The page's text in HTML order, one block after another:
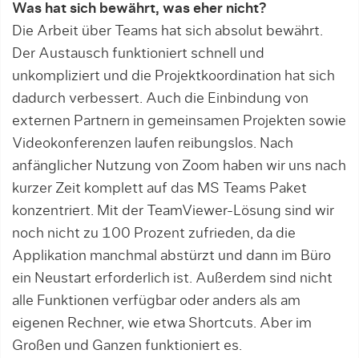
Was hat sich bewährt, was eher nicht?
Die Arbeit über Teams hat sich absolut bewährt.
Der Austausch funktioniert schnell und
unkompliziert und die Projektkoordination hat sich
dadurch verbessert. Auch die Einbindung von
externen Partnern in gemeinsamen Projekten sowie
Videokonferenzen laufen reibungslos. Nach
anfänglicher Nutzung von Zoom haben wir uns nach
kurzer Zeit komplett auf das MS Teams Paket
konzentriert. Mit der TeamViewer-Lösung sind wir
noch nicht zu 100 Prozent zufrieden, da die
Applikation manchmal abstürzt und dann im Büro
ein Neustart erforderlich ist. Außerdem sind nicht
alle Funktionen verfügbar oder anders als am
eigenen Rechner, wie etwa Shortcuts. Aber im
Großen und Ganzen funktioniert es.